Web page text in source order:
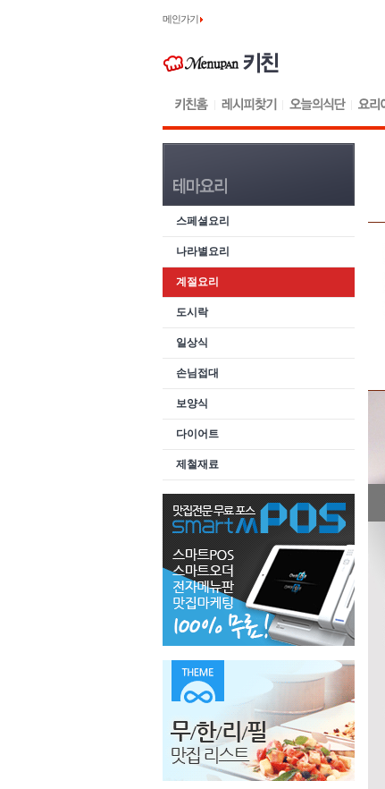
메인가기
스페셜요리
나라별요리
계절요리
도시락
일상식
손님접대
보양식
다이어트
제철재료